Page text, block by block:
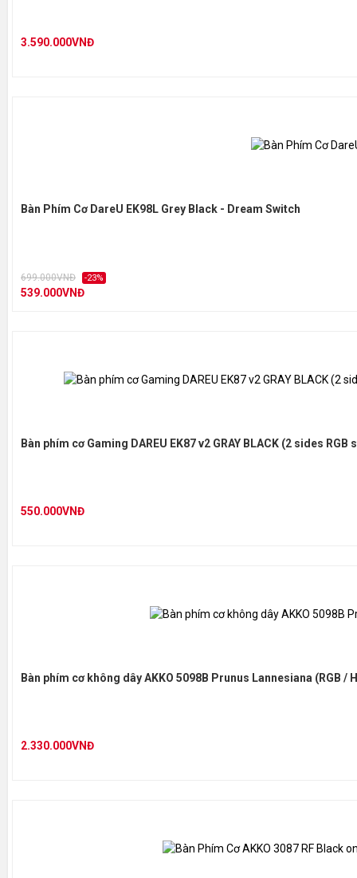
3.590.000VNĐ
Bàn Phím Cơ DareU EK98L Grey Black - Dream Switch
699.000VNĐ -23%
539.000VNĐ
Bàn phím cơ Gaming DAREU EK87 v2 GRAY BLACK (2 sides
550.000VNĐ
Bàn phím cơ không dây AKKO 5098B Prunus Lannesiana (RGB
2.330.000VNĐ